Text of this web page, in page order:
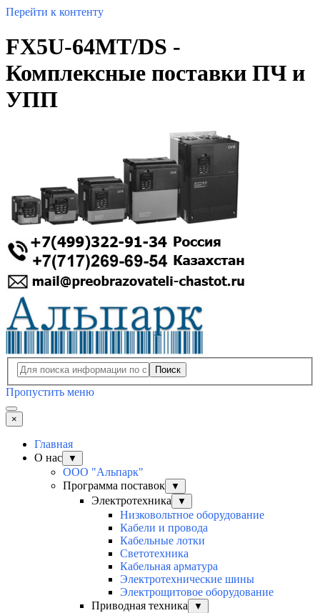
Перейти к контенту
FX5U-64MT/DS -
Комплексные поставки ПЧ и
УПП
Поиск
Пропустить меню
×
Главная
О нас
▼
ООО "Альпарк"
Программа поставок
▼
Электротехника ▼
Низковольтное оборудование
Кабели и провода
Кабельные лотки
Светотехника
Кабельная арматура
Электротехнические шины
Электрощитовое оборудование
Приводная техника
▼